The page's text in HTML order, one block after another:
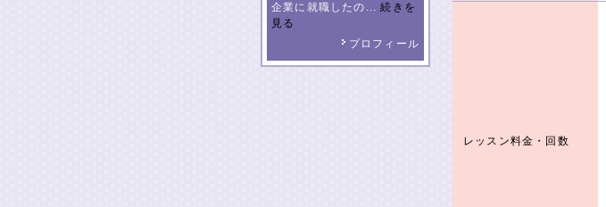
企業に就職したの...続きを
見る
プロフィール
レッスン料金・回数